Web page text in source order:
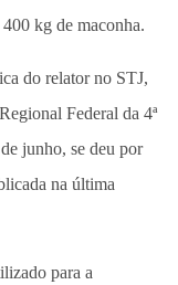
kg de maconha.
do relator no STJ,
Federal da 4ª
junho, se deu por
na última
para a